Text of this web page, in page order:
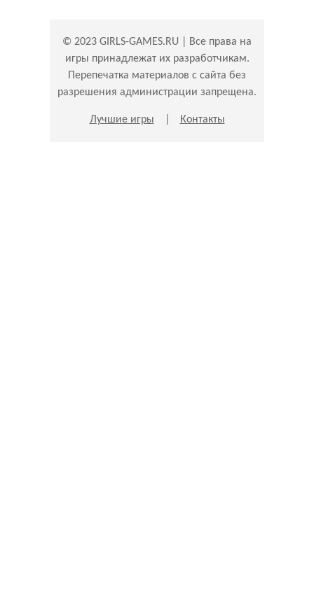
© 2023 GIRLS-GAMES.RU | Все права на
игры принадлежат их разработчикам.
Перепечатка материалов с сайта без
разрешения администрации запрещена.
Лучшие игры Контакты